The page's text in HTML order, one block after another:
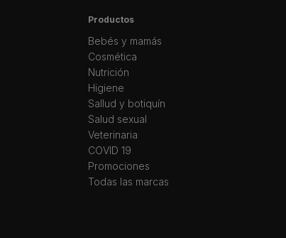
Productos
Bebés y mamás
Cosmética
Nutrición
Higiene
Sallud y botiquín
Salud sexual
Veterinaria
COVID 19
Promociones
Todas las marcas